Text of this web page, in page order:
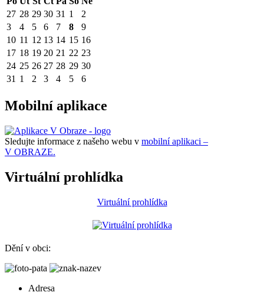
27 28 29 30 31 1
2
3
4 5 6 7 8
9
10 11 12 13 14 15 16
17 18 19 20 21 22 23
24 25 26 27 28 29 30
31 1 2 3 4 5 6
Mobilní aplikace
Sledujte informace z našeho webu v mobilní aplikaci –
V OBRAZE.
Virtuální prohlídka
Virtuální prohlídka
Dění v obci:
Adresa